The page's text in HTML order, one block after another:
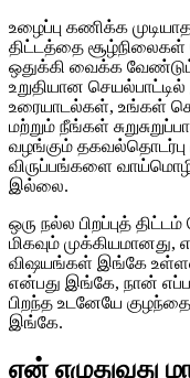
உழைப்பு கணிக்க
திட்டத்தை சூழ்நிலைகள்
ஒதுக்கி வைக்க வேண்டும்.
உறுதியான
உரையாடல்கள், உங்கள்
மற்றும் நீங்கள்
வழங்கும் தகவல்தொடர்பு
விருப்பங்களை
இல்லை.
ஒரு நல்ல பிறப்புத்
மிகவும் முக்கியமானது,
விஷயங்கள் இங்கே
என்பது இங்கே, நான்
பிறந்த உடனேயே
இங்கே.
ஏன் எழுதுவது